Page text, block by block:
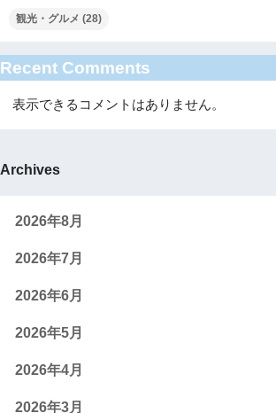
観光・グルメ (28)
Recent Comments
表示できるコメントはありません。
Archives
2026年8月
2026年7月
2026年6月
2026年5月
2026年4月
2026年3月